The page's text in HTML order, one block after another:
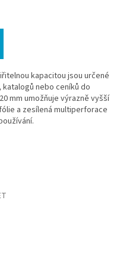
kapacitou jsou určené
nebo ceníků do
mm umožňuje výrazně vyšší
a zesílená multiperforace